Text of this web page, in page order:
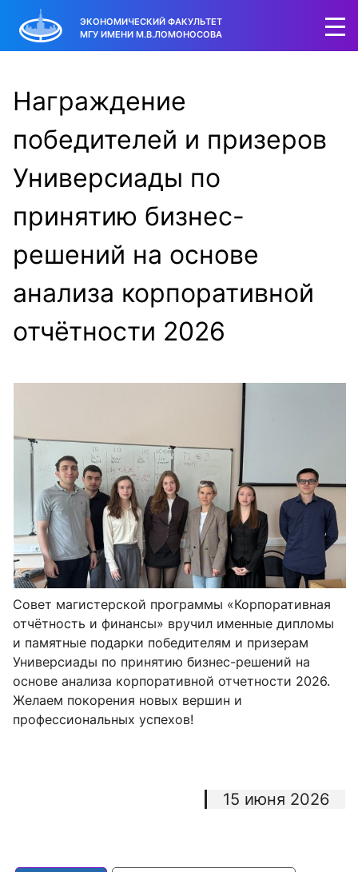
ЭКОНОМИЧЕСКИЙ ФАКУЛЬТЕТ
МГУ ИМЕНИ М.В.ЛОМОНОСОВА
Награждение
победителей и призеров
Универсиады по
принятию бизнес-
решений на основе
анализа корпоративной
отчётности 2026
Совет магистерской программы «Корпоративная
отчётность и финансы» вручил именные дипломы
и памятные подарки победителям и призерам
Универсиады по принятию бизнес-решений на
основе анализа корпоративной отчетности 2026.
Желаем покорения новых вершин и
профессиональных успехов!
15 июня 2026